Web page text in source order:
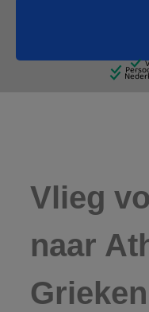
Vlieg
naar